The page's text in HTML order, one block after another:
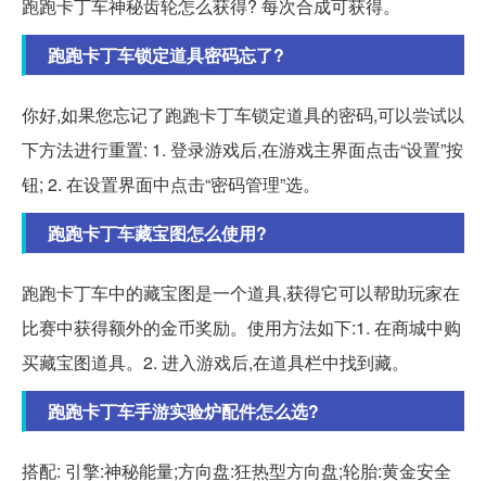
跑跑卡丁车神秘齿轮怎么获得? 每次合成可获得。
跑跑卡丁车锁定道具密码忘了?
你好,如果您忘记了跑跑卡丁车锁定道具的密码,可以尝试以
下方法进行重置: 1. 登录游戏后,在游戏主界面点击“设置”按
钮; 2. 在设置界面中点击“密码管理”选。
跑跑卡丁车藏宝图怎么使用?
跑跑卡丁车中的藏宝图是一个道具,获得它可以帮助玩家在
比赛中获得额外的金币奖励。使用方法如下:1. 在商城中购
买藏宝图道具。2. 进入游戏后,在道具栏中找到藏。
跑跑卡丁车手游实验炉配件怎么选?
搭配: 引擎:神秘能量;方向盘:狂热型方向盘;轮胎:黄金安全